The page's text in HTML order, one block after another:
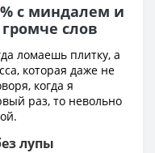
с миндалем и
слов
ломаешь плитку, а
которая даже не
когда я
раз, то невольно
лупы